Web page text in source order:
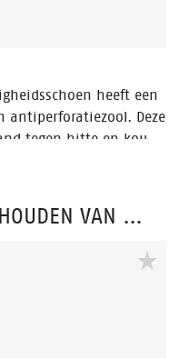
heeft een
antiperforatiezool. Deze
tegen hitte en kou.
is voorzien van de
en de
Rolling®, Heel Lock
VAN …